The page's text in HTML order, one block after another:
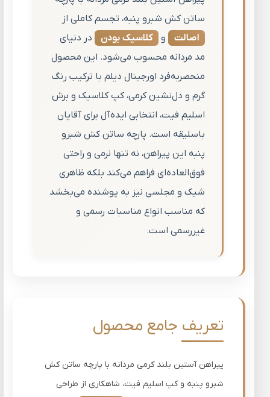
ساتن کش شبرو پنبه، تجسم کاملی از
اصالت
و کلاسیک بودن
در دنیای
مد مردانه محسوب می‌شود. این محصول
منحصربه‌فرد اورجینال دیلم با ترکیب رنگ
گرم و دل‌نشین کرمی، کپ کلاسیک و برش
اسلیم فیت، انتخابی ایده‌آل برای آقایان
باسلیقه است. پارچه ساتن کش شبرو
پنبه این پیراهن، نه تنها نرمی و راحتی
فوق‌العاده‌ای فراهم می‌کند بلکه ظاهری
شیک و مجلسی نیز به پوشنده می‌بخشد
که مناسب انواع مناسبات رسمی و
غیررسمی است.
تعریف جامع محصول
پیراهن آستین بلند کرمی مردانه با پارچه ساتن کش
شبرو پنبه و کپ اسلیم فیت، شاهکاری از طراحی